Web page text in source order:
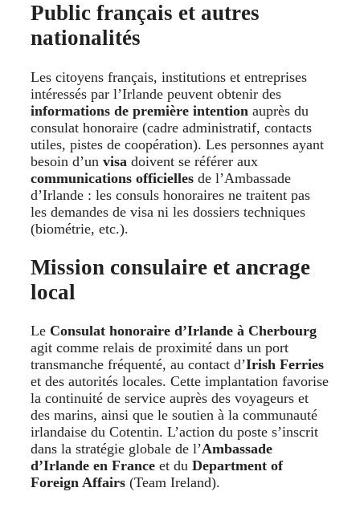
Public français et autres
nationalités
Les citoyens français, institutions et entreprises
intéressés par l’Irlande peuvent obtenir des
informations de première intention auprès du
consulat honoraire (cadre administratif, contacts
utiles, pistes de coopération). Les personnes ayant
besoin d’un visa doivent se référer aux
communications officielles de l’Ambassade
d’Irlande : les consuls honoraires ne traitent pas
les demandes de visa ni les dossiers techniques
(biométrie, etc.).
Mission consulaire et ancrage
local
Le Consulat honoraire d’Irlande à Cherbourg
agit comme relais de proximité dans un port
transmanche fréquenté, au contact d’Irish Ferries
et des autorités locales. Cette implantation favorise
la continuité de service auprès des voyageurs et
des marins, ainsi que le soutien à la communauté
irlandaise du Cotentin. L’action du poste s’inscrit
dans la stratégie globale de l’Ambassade
d’Irlande en France et du Department of
Foreign Affairs (Team Ireland).